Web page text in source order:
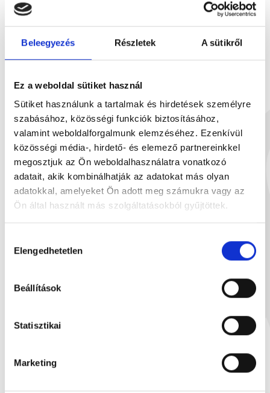
Beleegyezés Részletek A sütikről
Ez a weboldal sütiket használ
Sütiket használunk a tartalmak és hirdetések személyre
szabásához, közösségi funkciók biztosításához,
valamint weboldalforgalmunk elemzéséhez. Ezenkívül
közösségi média-, hirdető- és elemező partnereinkkel
megosztjuk az Ön weboldalhasználatra vonatkozó
adatait, akik kombinálhatják az adatokat más olyan
adatokkal, amelyeket Ön adott meg számukra vagy az
Ön által használt más szolgáltatásokból gyűjtöttek.
kiválasztása
Elengedhetetlen
Beállítások
Statisztikai
Marketing
Tejcsokoládé 90g
90 g
1 899 Ft
Neked ajánljuk